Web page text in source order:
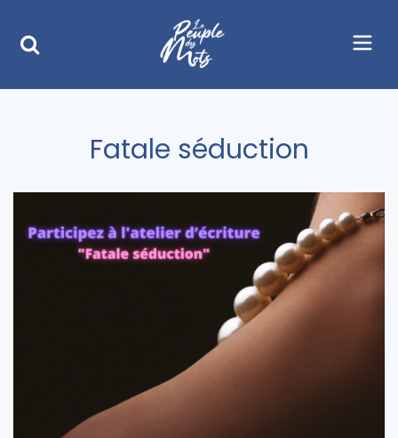
Fatale séduction